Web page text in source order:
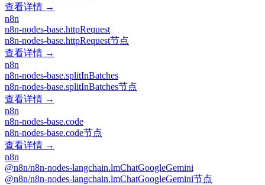
查看详情 →
n8n
n8n-nodes-base.httpRequest
n8n-nodes-base.httpRequest节点
查看详情 →
n8n
n8n-nodes-base.splitInBatches
n8n-nodes-base.splitInBatches节点
查看详情 →
n8n
n8n-nodes-base.code
n8n-nodes-base.code节点
查看详情 →
n8n
@n8n/n8n-nodes-langchain.lmChatGoogleGemini
@n8n/n8n-nodes-langchain.lmChatGoogleGemini节点